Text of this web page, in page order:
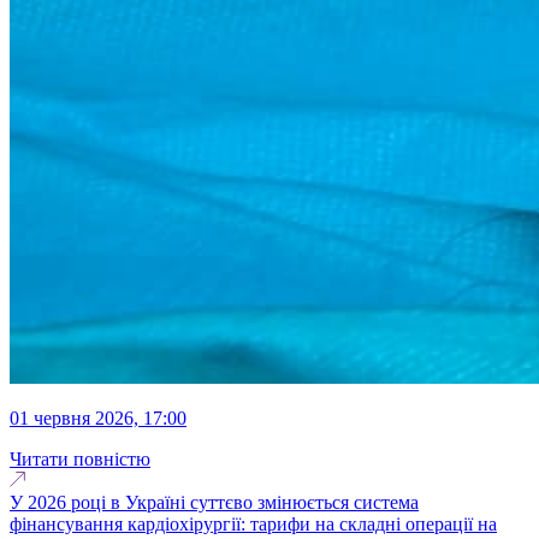
01 червня 2026, 17:00
Читати повністю
У 2026 році в Україні суттєво змінюється система
фінансування кардіохірургії: тарифи на складні операції на